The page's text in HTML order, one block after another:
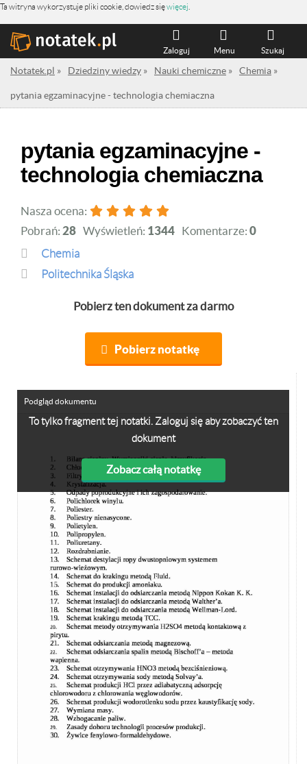
Ta witryna wykorzystuje pliki cookie, dowiedz sięwięcej
Szukaj
Menu
Zaloguj
Notatek.pl » Dziedziny wiedzy » Nauki chemiczne » Chemia »
pytania egzaminacyjne - technologia chemiaczna
pytania egzaminacyjne -
technologia chemiaczna
Nasza ocena:
Pobrań: 28 Wyświetleń: 1344 Komentarze: 0
Chemia
Politechnika Śląska
Pobierz ten dokument za darmo
Pobierz notatkę
To tylko fragment tej notatki. Zaloguj się aby zobaczyć ten
dokument
Zobacz całą notatkę
Podgląd dokumentu